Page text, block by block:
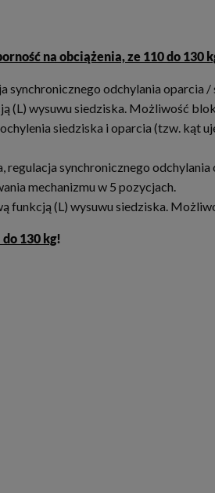
na obciążenia, ze 110 do 130
synchronicznego odchylania oparcia
wysuwu siedziska. Możliwość
siedziska i oparcia (tzw. kąt
synchronicznego
mechanizmu w 5 pozycjach.
funkcją (L) wysuwu siedziska.
130 kg!